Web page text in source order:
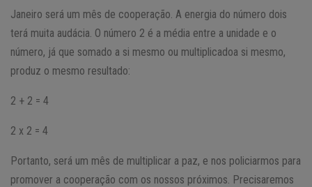
Janeiro será um mês de cooperação. A energia do número dois
terá muita audácia. O número 2 é a média entre a unidade e o
número, já que somado a si mesmo ou multiplicadoa si mesmo,
produz o mesmo resultado:
2 + 2 = 4
2 x 2 = 4
Portanto, será um mês de multiplicar a paz, e nos policiarmos para
promover a cooperação com os nossos próximos. Precisaremos